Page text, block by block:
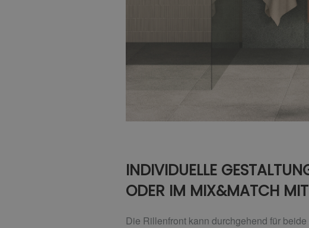
INDIVIDUELLE
ODER IM MIX&MATCH
Die Rillenfront kann durchgehend für